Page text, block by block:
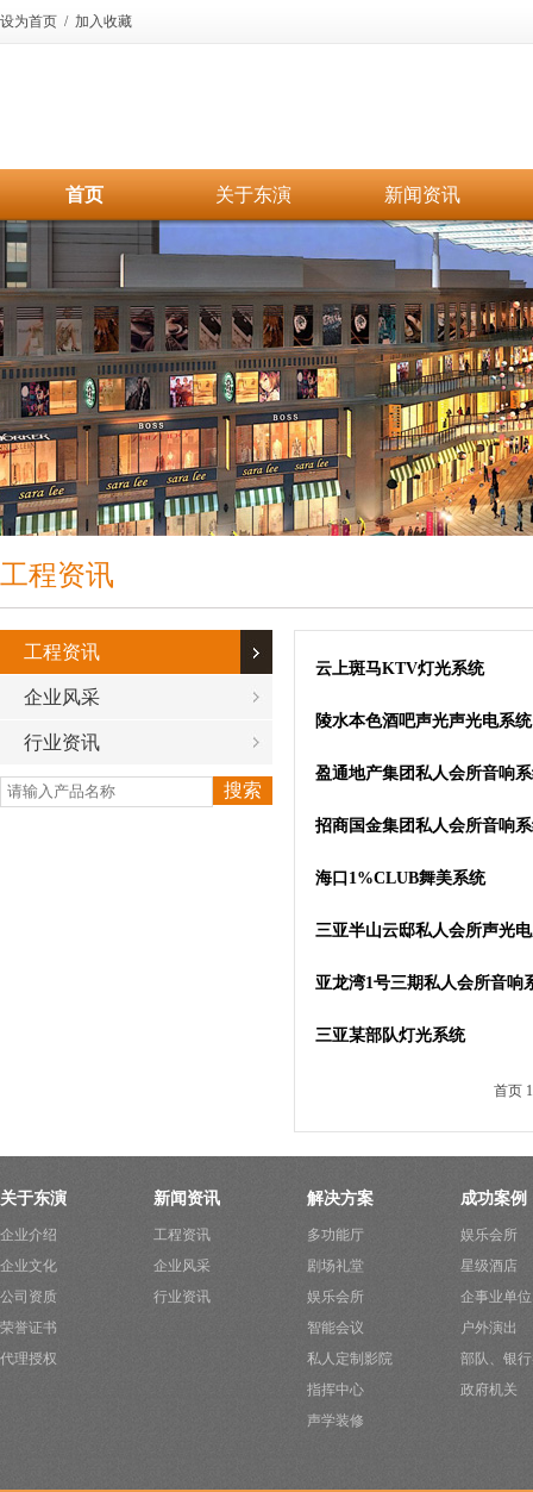
设为首页 / 加入收藏
首页 关于东演 新闻资讯
工程资讯
工程资讯
企业风采
行业资讯
云上斑马KTV灯光系统
陵水本色酒吧声光声光电系统
盈通地产集团私人会所音响
招商国金集团私人会所音响
海口1%CLUB舞美系统
三亚半山云邸私人会所声光
亚龙湾1号三期私人会所音响
三亚某部队灯光系统
首页 1
关于东演
企业介绍
企业文化
公司资质
荣誉证书
代理授权
新闻资讯
工程资讯
企业风采
行业资讯
解决方案
多功能厅
剧场礼堂
娱乐会所
智能会议
私人定制影院
指挥中心
声学装修
成功案例
娱乐会所
星级酒店
企事业单位
户外演出
部队、银
政府机关